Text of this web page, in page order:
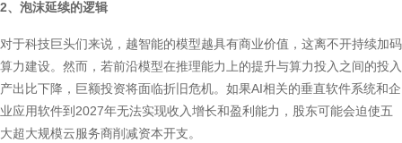
2、泡沫延续的逻辑
对于科技巨头们来说，越智能的模型越具有商业价值，这离不开持续加码
算力建设。然而，若前沿模型在推理能力上的提升与算力投入之间的投入
产出比下降，巨额投资将面临折旧危机。如果AI相关的垂直软件系统和企
业应用软件到2027年无法实现收入增长和盈利能力，股东可能会迫使五
大超大规模云服务商削减资本开支。